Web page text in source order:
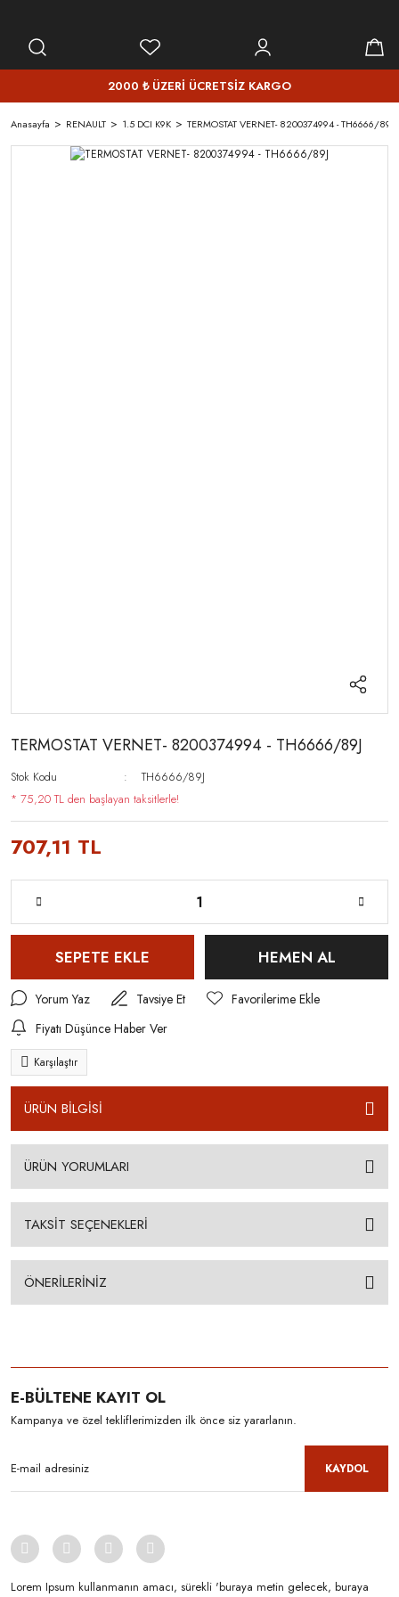
2000 ₺ ÜZERİ ÜCRETSİZ KARGO
Anasayfa RENAULT 1.5 DCI K9K TERMOSTAT VERNET- 8200374994 - TH6666/89J
TERMOSTAT VERNET- 8200374994 - TH6666/89J
Stok Kodu
TH6666/89J
* 75,20 TL den başlayan taksitlerle!
707,11 TL
SEPETE EKLE HEMEN AL
Yorum Yaz
Tavsiye Et
Fiyatı Düşünce Haber Ver
Karşılaştır
ÜRÜN BİLGİSİ
ÜRÜN YORUMLARI
TAKSİT SEÇENEKLERİ
ÖNERİLERİNİZ
E-BÜLTENE KAYIT OL
Kampanya ve özel tekliflerimizden ilk önce siz yararlanın.
KAYDOL
Lorem Ipsum kullanmanın amacı, sürekli 'buraya metin gelecek, buraya